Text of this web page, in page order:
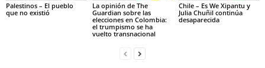
Palestinos – El pueblo
que no existió
La opinión de The
Guardian sobre las
elecciones en Colombia:
el trumpismo se ha
vuelto transnacional
Chile – Es We Xipantu y
Julia Chuñil continúa
desaparecida